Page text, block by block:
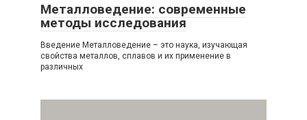
Металловедение: современные
методы исследования
Введение Металловедение – это наука, изучающая
свойства металлов, сплавов и их применение в
различных